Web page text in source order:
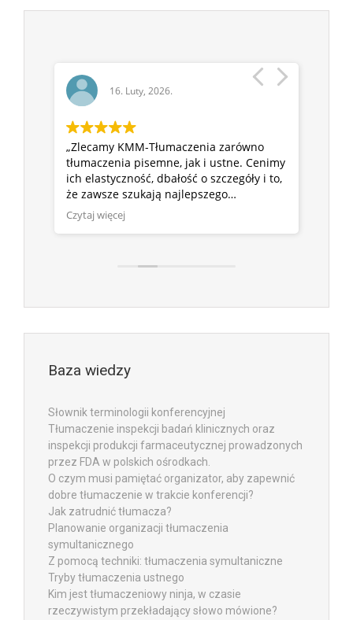
16. Luty, 2026.
„Zlecamy KMM-Tłumaczenia zarówno
tłumaczenia pisemne, jak i ustne. Cenimy
ich elastyczność, dbałość o szczegóły i to,
że zawsze szukają najlepszego
rozwiązania, zamiast proponować ‘jedno,
uniwersalne’ podejście.”
Czytaj więcej
Baza wiedzy
Słownik terminologii konferencyjnej
Tłumaczenie inspekcji badań klinicznych oraz
inspekcji produkcji farmaceutycznej prowadzonych
przez FDA w polskich ośrodkach.
O czym musi pamiętać organizator, aby zapewnić
dobre tłumaczenie w trakcie konferencji?
Jak zatrudnić tłumacza?
Planowanie organizacji tłumaczenia
symultanicznego
Z pomocą techniki: tłumaczenia symultaniczne
Tryby tłumaczenia ustnego
Kim jest tłumaczeniowy ninja, w czasie
rzeczywistym przekładający słowo mówione?